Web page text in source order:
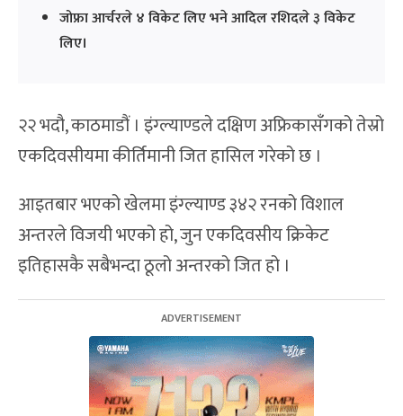
जोफ्रा आर्चरले ४ विकेट लिए भने आदिल रशिदले ३ विकेट
लिए।
२२ भदौ, काठमाडौं । इंग्ल्याण्डले दक्षिण अफ्रिकासँगको तेस्रो
एकदिवसीयमा कीर्तिमानी जित हासिल गरेको छ ।
आइतबार भएको खेलमा इंग्ल्याण्ड ३४२ रनको विशाल
अन्तरले विजयी भएको हो, जुन एकदिवसीय क्रिकेट
इतिहासकै सबैभन्दा ठूलो अन्तरको जित हो ।